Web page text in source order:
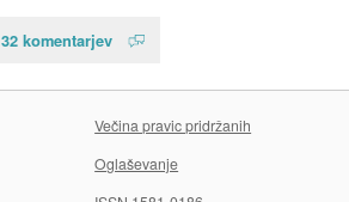
32 komentarjev
Večina pravic pridržanih
Oglaševanje